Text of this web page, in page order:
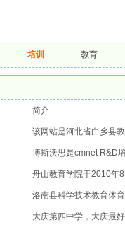
培训 教育
简介
该网站是河北省白乡县
博斯沃思是cmnet R&D
舟山教育学院于2010年
洛南县科学技术教育体
大庆第四中学，大庆最